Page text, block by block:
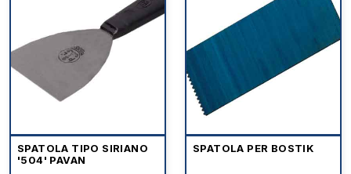
SPATOLA TIPO SIRIANO
'504' PAVAN
SPATOLA PER BOSTIK